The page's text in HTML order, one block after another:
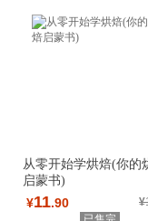
从零开始学烘焙(你的
启蒙书)
¥11.90 ¥